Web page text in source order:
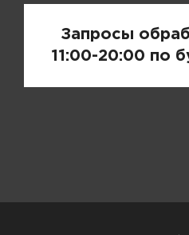
Запросы
11:00-20:00 по